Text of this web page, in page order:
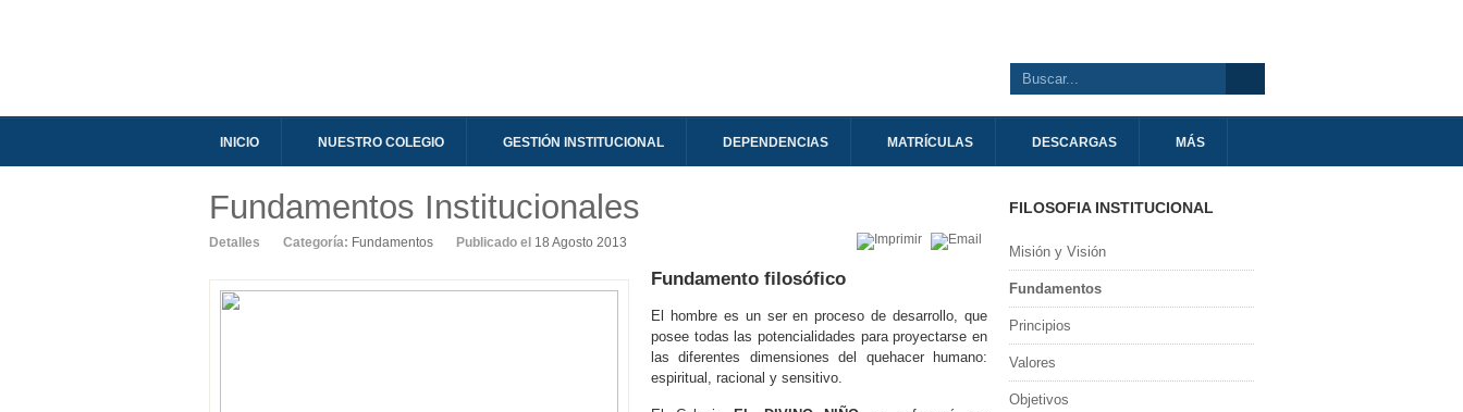
INICIO NUESTRO COLEGIO GESTIÓN INSTITUCIONAL DEPENDENCIAS MATRÍCULAS DESCARGAS MÁS
Fundamentos Institucionales
Detalles Categoría: Fundamentos Publicado el 18 Agosto 2013
Fundamento filosófico
El hombre es un ser en proceso de desarrollo, que
posee todas las potencialidades para proyectarse en
las diferentes dimensiones del quehacer humano:
espiritual, racional y sensitivo.
FILOSOFIA INSTITUCIONAL
Misión y Visión
Fundamentos
Principios
Valores
Objetivos